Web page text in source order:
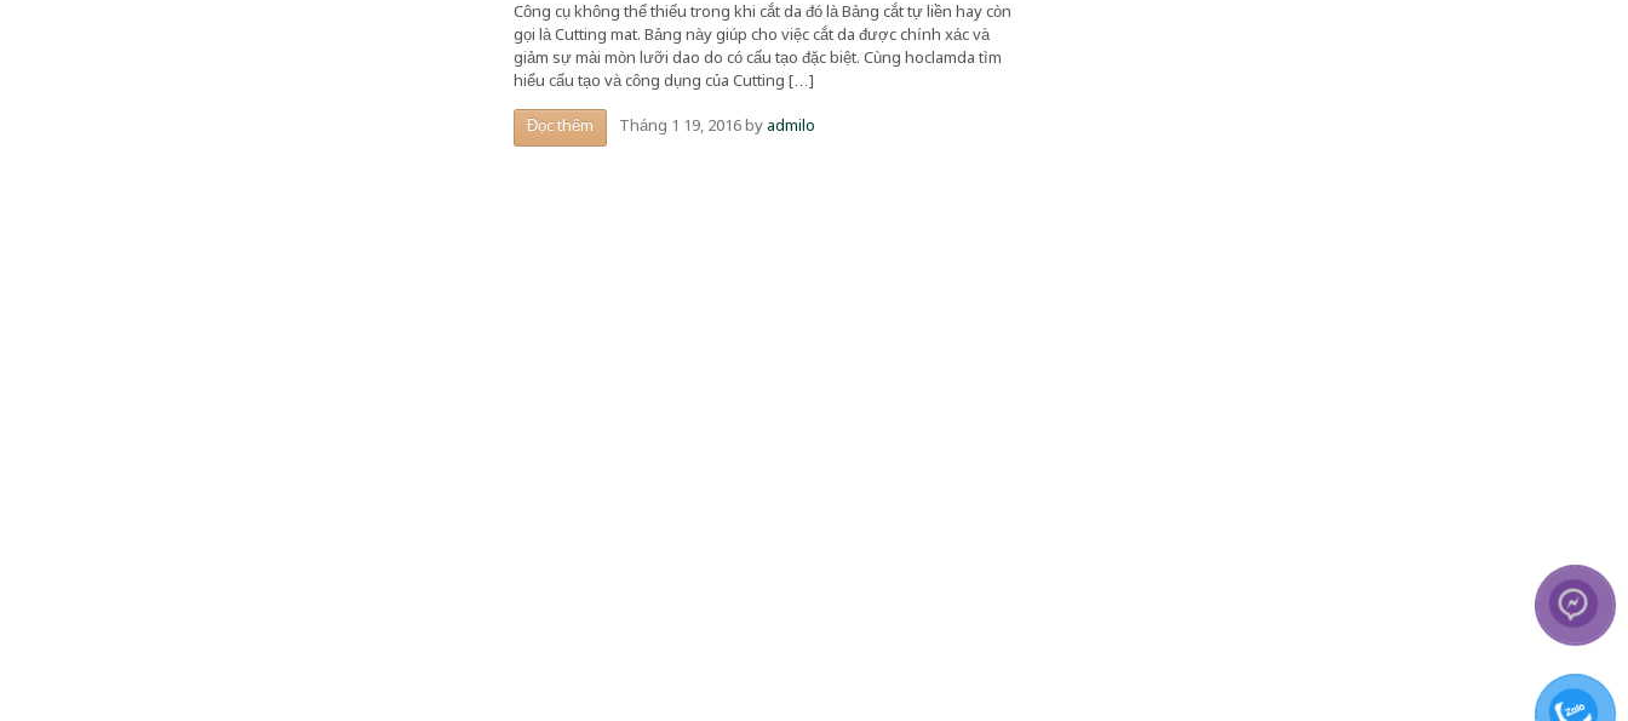
Công cụ không thể thiếu trong khi cắt da đó là Bảng cắt tự liền hay còn
gọi là Cutting mat. Bảng này giúp cho việc cắt da được chính xác và
giảm sự mài mòn lưỡi dao do có cấu tạo đặc biệt. Cùng hoclamda tìm
hiểu cấu tạo và công dụng của Cutting […]
Đọc thêm Tháng 1 19, 2016byadmilo